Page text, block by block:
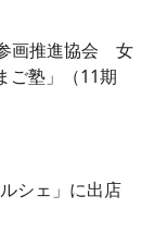
画推進協会 女
ご塾」（11期
シェ」に出店